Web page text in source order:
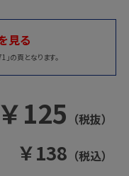
見る
の頁となります。
￥125 （税抜）
￥138 （税込）